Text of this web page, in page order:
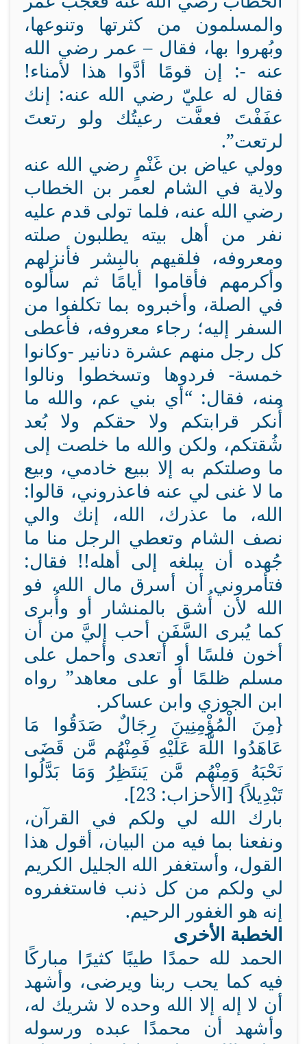
والمسلمون من كثرتها وتنوعها،
وبُهروا بها، فقال – عمر رضي الله
عنه -: إن قومًا أدَّوا هذا لأمناء!
فقال له عليّ رضي الله عنه: إنك
عفَفْتَ فعفَّت رعيتُك ولو رتعتَ
لرتعت”.
وولي عياض بن غَنْمٍ رضي الله عنه
ولاية في الشام لعمر بن الخطاب
رضي الله عنه، فلما تولى قدم عليه
نفر من أهل بيته يطلبون صلته
ومعروفه، فلقيهم بالبِشر فأنزلهم
وأكرمهم فأقاموا أيامًا ثم سألوه
في الصلة، وأخبروه بما تكلفوا من
السفر إليه؛ رجاء معروفه، فأعطى
كل رجل منهم عشرة دنانير -وكانوا
خمسة- فردوها وتسخطوا ونالوا
منه، فقال: “أي بني عم، والله ما
أُنكر قرابتكم ولا حقكم ولا بُعد
شُقتكم، ولكن والله ما خلصت إلى
ما وصلتكم به إلا ببيع خادمي، وبيع
ما لا غنى لي عنه فاعذروني، قالوا:
الله، ما عذرك، الله، إنك والي
نصف الشام وتعطي الرجل منا ما
جُهده أن يبلغه إلى أهله!! فقال:
فتأمروني أن أسرق مال الله، فو
الله لأن أُشق بالمنشار أو وأُبرى
كما يُبرى السَّفَن أحب إليَّ من أن
أخون فلسًا أو أتعدى وأحمل على
مسلم ظلمًا أو على معاهد” رواه
ابن الجوزي وابن عساكر.
{مِنَ الْمُؤْمِنِينَ رِجَالٌ صَدَقُوا مَا
عَاهَدُوا اللَّهَ عَلَيْهِ فَمِنْهُم مَّن قَضَى
نَحْبَهُ وَمِنْهُم مَّن يَنتَظِرُ وَمَا بَدَّلُوا
تَبْدِيلاً} [الأحزاب: 23].
بارك الله لي ولكم في القرآن،
ونفعنا بما فيه من البيان، أقول هذا
القول، وأستغفر الله الجليل الكريم
لي ولكم من كل ذنب فاستغفروه
إنه هو الغفور الرحيم.
الخطبة الأخرى
الحمد لله حمدًا طيبًا كثيرًا مباركًا
فيه كما يحب ربنا ويرضى، وأشهد
أن لا إله إلا الله وحده لا شريك له،
وأشهد أن محمدًا عبده ورسوله